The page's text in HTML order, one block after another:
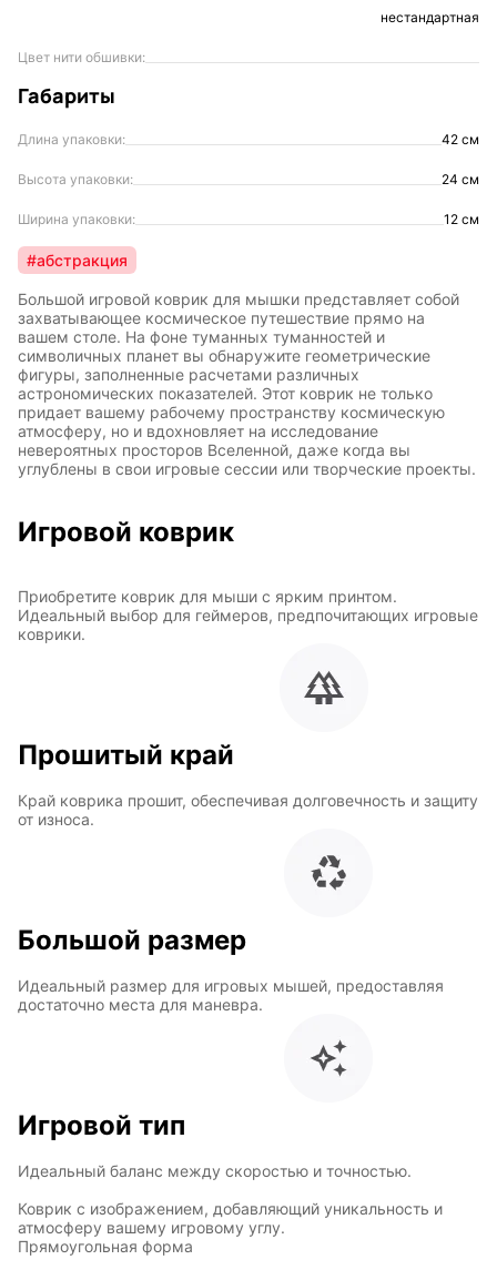
нестандартная
Цвет нити обшивки:
Габариты
Длина упаковки: 42 см
Высота упаковки: 24 см
Ширина упаковки: 12 см
#абстракция
Большой игровой коврик для мышки представляет собой
захватывающее космическое путешествие прямо на
вашем столе. На фоне туманных туманностей и
символичных планет вы обнаружите геометрические
фигуры, заполненные расчетами различных
астрономических показателей. Этот коврик не только
придает вашему рабочему пространству космическую
атмосферу, но и вдохновляет на исследование
невероятных просторов Вселенной, даже когда вы
углублены в свои игровые сессии или творческие проекты.
Игровой коврик
Приобретите коврик для мыши с ярким принтом.
Идеальный выбор для геймеров, предпочитающих игровые
коврики.
Прошитый край
Край коврика прошит, обеспечивая долговечность и защиту
от износа.
Большой размер
Идеальный размер для игровых мышей, предоставляя
достаточно места для маневра.
Игровой тип
Идеальный баланс между скоростью и точностью.
Коврик с изображением, добавляющий уникальность и
атмосферу вашему игровому углу.
Прямоугольная форма